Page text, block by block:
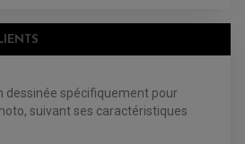
dessinée spécifiquement pour
suivant ses caractéristiques